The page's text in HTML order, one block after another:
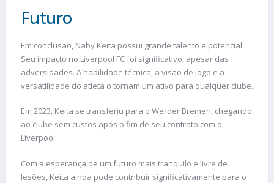
Futuro
Em conclusão, Naby Keita possui grande talento e potencial.
Seu impacto no Liverpool FC foi significativo, apesar das
adversidades. A habilidade técnica, a visão de jogo e a
versatilidade do atleta o tornam um ativo para qualquer clube.
Em 2023, Keita se transferiu para o Werder Bremen, chegando
ao clube sem custos após o fim de seu contrato com o
Liverpool.
Com a esperança de um futuro mais tranquilo e livre de
lesões, Keita ainda pode contribuir significativamente para o